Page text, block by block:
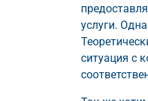
услуги.
ситуация с